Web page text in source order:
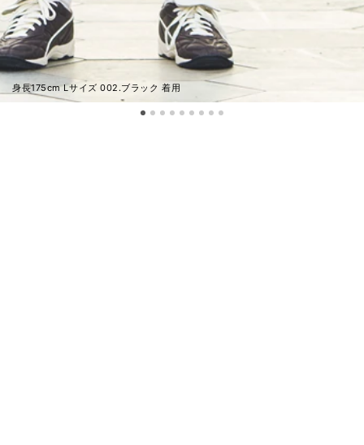
身長175cm Lサイズ 002.ブラック 着用